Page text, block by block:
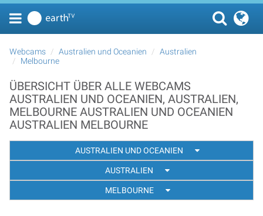
Webcams Australien und Oceanien
Australien
Melbourne
ÜBERSICHT ÜBER ALLE WEBCAMS
AUSTRALIEN UND OCEANIEN, AUSTRALIEN,
MELBOURNE AUSTRALIEN UND OCEANIEN
AUSTRALIEN MELBOURNE
AUSTRALIEN UND OCEANIEN
AUSTRALIEN
MELBOURNE